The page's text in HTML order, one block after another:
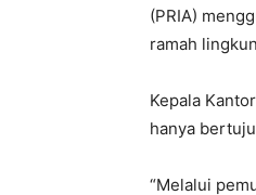
(PRIA)
ramah
Kepala
hanya
“Melalui